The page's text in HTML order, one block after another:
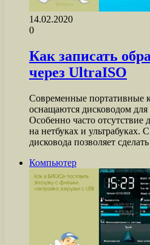
14.02.2020
0
Как записать
через UltraISO
Современные портативные
оснащаются дисководом для
Особенно часто
на нетбуках и ультрабуках.
дисковода позволяет
Компьютер